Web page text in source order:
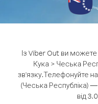
Із Viber Out ви
Кука > Чеська
зв'язку.Телефонуйте
(Чеська Республіка)
від